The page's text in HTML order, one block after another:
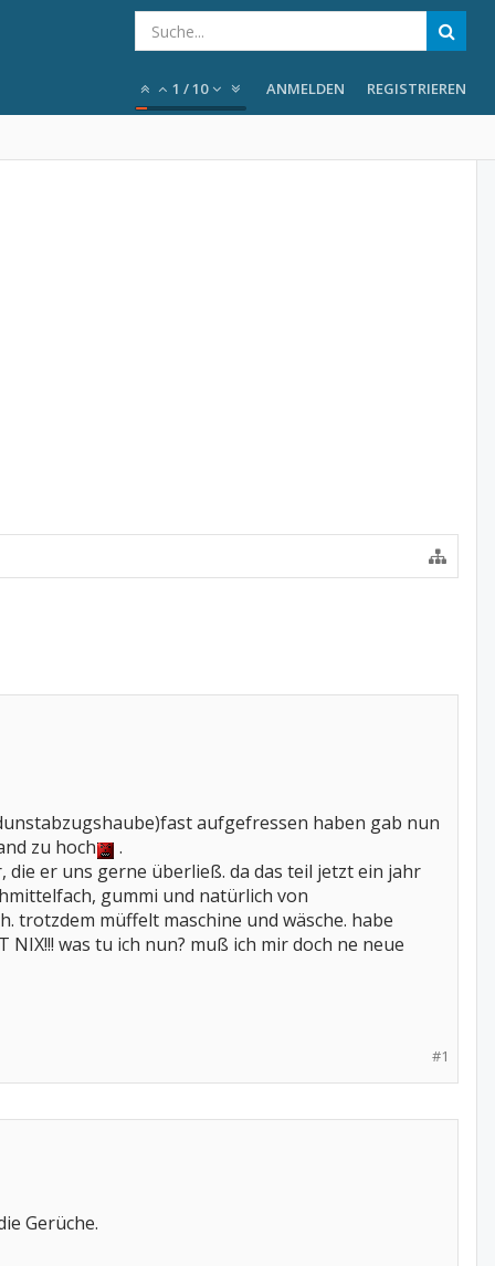
1 /10 ANMELDEN REGISTRIEREN
aufgefressen haben gab nun
zu hoch
.
er uns gerne überließ. da das teil jetzt ein jahr
gummi und natürlich von
trotzdem müffelt maschine und wäsche. habe
was tu ich nun? muß ich mir doch ne neue
#1
Gerüche.